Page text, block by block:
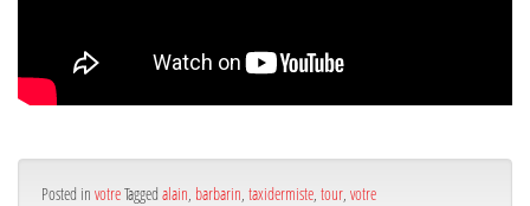
Posted in votreTagged alain barbarin taxidermiste tour votre